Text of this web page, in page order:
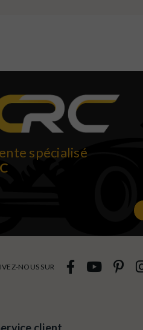
spécialisé
NOUS SUR